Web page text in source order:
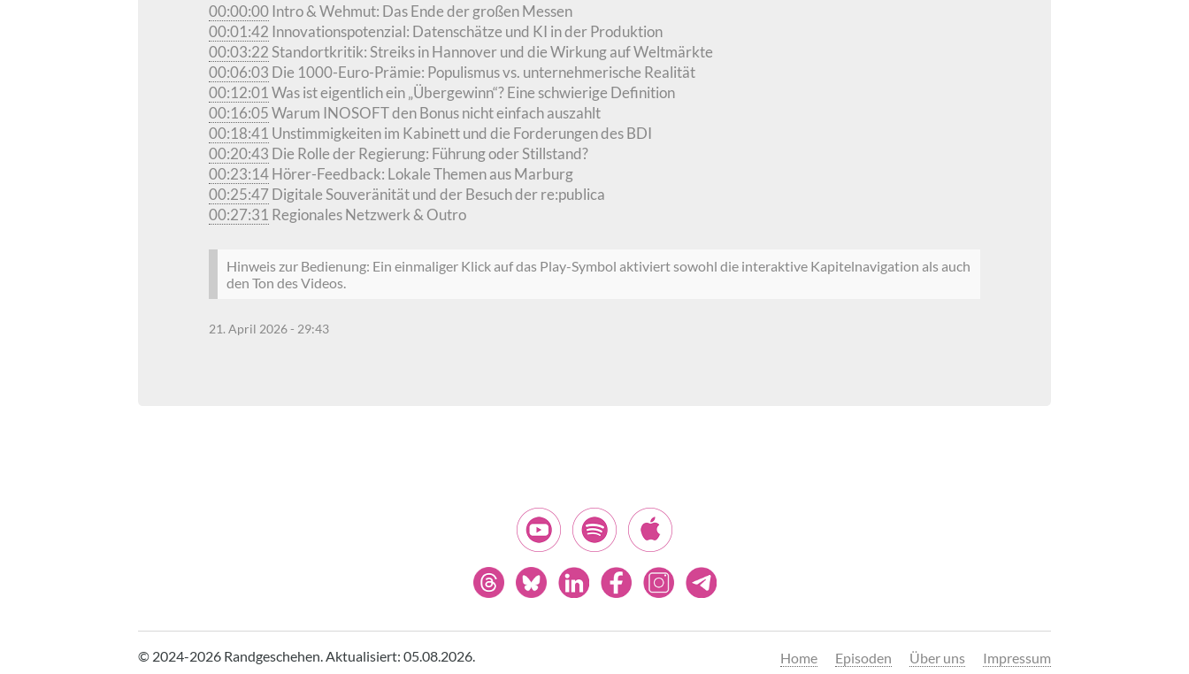
00:00:00Intro & Wehmut: Das Ende der großen Messen
00:01:42 Innovationspotenzial: Datenschätze und KI in der Produktion
00:03:22Standortkritik: Streiks in Hannover und die Wirkung auf Weltmärkte
00:06:03 Die 1000-Euro-Prämie: Populismus vs. unternehmerische Realität
00:12:01 Was ist eigentlich ein „Übergewinn“? Eine schwierige Definition
00:16:05Warum INOSOFT den Bonus nicht einfach auszahlt
00:18:41 Unstimmigkeiten im Kabinett und die Forderungen des BDI
00:20:43 Die Rolle der Regierung: Führung oder Stillstand?
00:23:14Hörer-Feedback: Lokale Themen aus Marburg
00:25:47 Digitale Souveränität und der Besuch der re:publica
00:27:31 Regionales Netzwerk & Outro
Hinweis zur Bedienung: Ein einmaliger Klick auf das Play-Symbol aktiviert sowohl die interaktive Kapitelnavigation als auch
den Ton des Videos.
21. April 2026 - 29:43
© 2024-2026 Randgeschehen.Aktualisiert: 05.08.2026. Home Episoden Über uns Impressum